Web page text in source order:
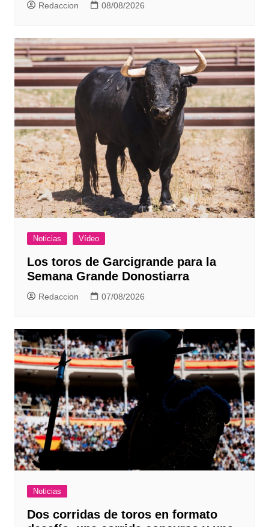
Redaccion 08/08/2026
Noticias Vídeo
Los toros de Garcigrande para la
Semana Grande Donostiarra
Redaccion 07/08/2026
Noticias
Dos corridas de toros en formato